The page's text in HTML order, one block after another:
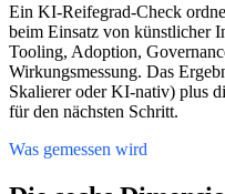
Ein KI-Reifegrad-Check
beim Einsatz von künstlicher
Tooling, Adoption,
Wirkungsmessung. Das
Skalierer oder KI-nativ) plus
für den nächsten Schritt.
Was gemessen wird